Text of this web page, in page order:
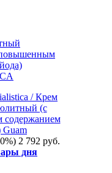
/ Крем
(с
Guam
2 792 руб.
дня